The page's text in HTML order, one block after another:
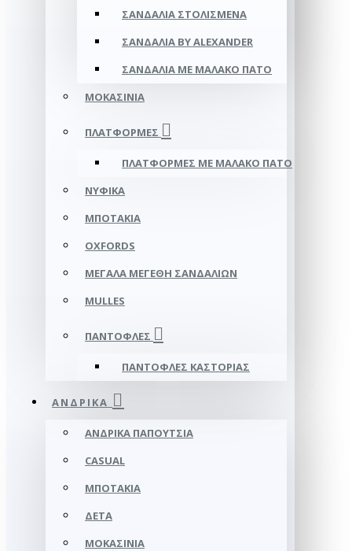
ΣΑΝΔΆΛΙΑ ΣΤΟΛΙΣΜΈΝΑ
ΣΑΝΔΆΛΙΑ BY ALEXANDER
ΣΑΝΔΆΛΙΑ ΜΕ ΜΑΛΑΚΌ ΠΆΤΟ
ΜΟΚΑΣΊΝΙΑ
ΠΛΑΤΦΌΡΜΕΣ
ΠΛΑΤΦΟΡΜΕΣ ΜΕ ΜΑΛΑΚΟ ΠΑΤΟ
ΝΥΦΙΚΆ
ΜΠΟΤΆΚΙΑ
OXFORDS
ΜΕΓΆΛΑ ΜΕΓΈΘΗ ΣΑΝΔΑΛΙΏΝ
MULLES
ΠΑΝΤΌΦΛΕΣ
ΠΑΝΤΌΦΛΕΣ ΚΑΣΤΟΡΙΆΣ
ΑΝΔΡΙΚΆ
ΑΝΔΡΙΚΆ ΠΑΠΟΎΤΣΙΑ
CASUAL
ΜΠΟΤΆΚΙΑ
ΔΕΤΆ
ΜΟΚΑΣΊΝΙΑ